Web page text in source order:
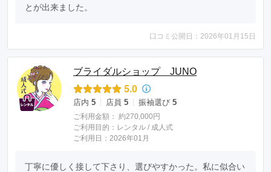
とが出来ました。
口コミ公開日：2026年01月15日
ブライダルショップ JUNO
5.0
店内 5 店員 5 振袖選び 5
ご利用金額： 約270,000円
ご利用目的： レンタル / 成人式
ご利用日：2026年01月
丁寧に優しく接して下さり、選びやすかった。私に似合い